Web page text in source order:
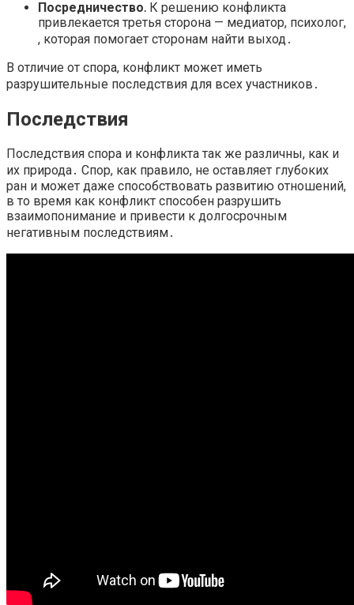
Посредничество․ К решению конфликта
привлекается третья сторона — медиатор, психолог,
, которая помогает сторонам найти выход․
В отличие от спора, конфликт может иметь
разрушительные последствия для всех участников․
Последствия
Последствия спора и конфликта так же различны, как и
их природа․ Спор, как правило, не оставляет глубоких
ран и может даже способствовать развитию отношений,
в то время как конфликт способен разрушить
взаимопонимание и привести к долгосрочным
негативным последствиям․